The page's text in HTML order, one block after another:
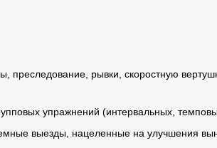
рывки, скоростную
упражнений (интервальных,
выезды, нацеленные на улучшения